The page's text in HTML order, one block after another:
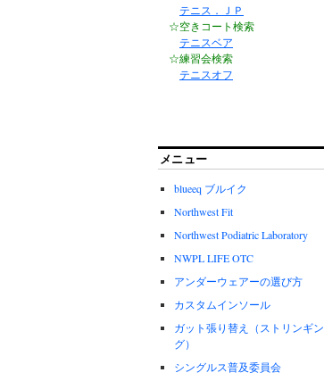
テニス．ＪＰ
☆空きコート検索
テニスベア
☆練習会検索
テニスオフ
メニュー
blueeq ブルイク
Northwest Fit
Northwest Podiatric Laboratory
NWPL LIFE OTC
アンダーウェアーの選び方
カスタムインソール
ガット張り替え（ストリンギン
グ）
シングルス普及委員会